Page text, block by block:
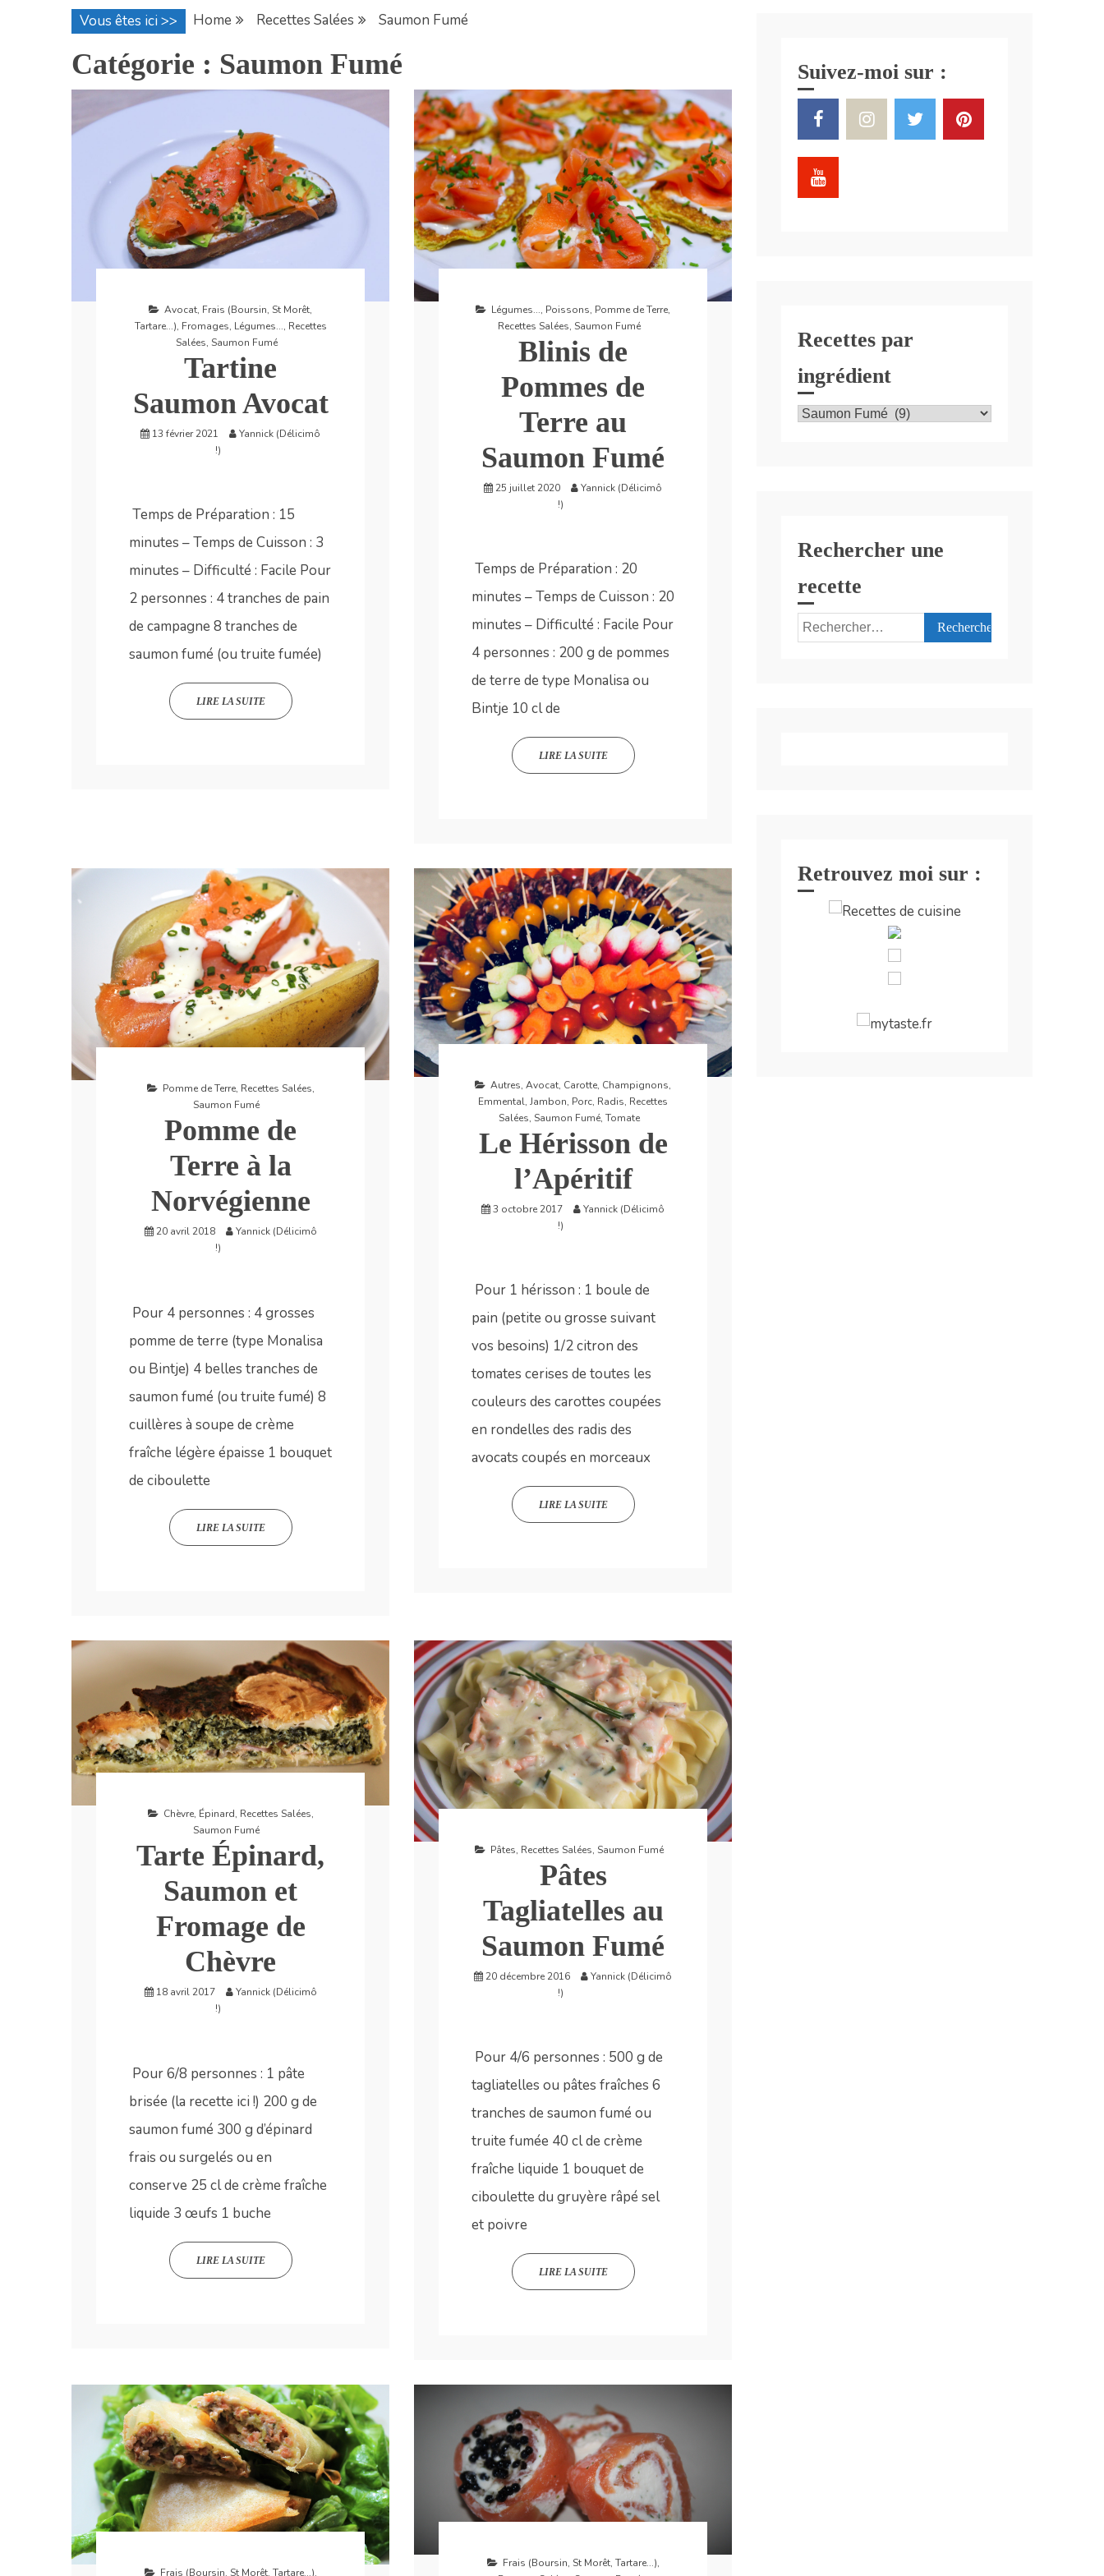
Vous êtes ici >> Home Recettes Salées Saumon Fumé
Catégorie : Saumon Fumé
Avocat, Frais (Boursin, St Morêt,
Tartare...), Fromages, Légumes..., Recettes
Salées, Saumon Fumé
Tartine
Saumon Avocat
13 février 2021
Yannick (Délicimô
!)
Temps de Préparation : 15
minutes – Temps de Cuisson : 3
minutes – Difficulté : Facile Pour
2 personnes : 4 tranches de pain
de campagne 8 tranches de
saumon fumé (ou truite fumée)
LIRE LA SUITE
Légumes..., Poissons, Pomme de Terre,
Recettes Salées, Saumon Fumé
Blinis de
Pommes de
Terre au
Saumon Fumé
25 juillet 2020
Yannick (Délicimô
!)
Temps de Préparation : 20
minutes – Temps de Cuisson : 20
minutes – Difficulté : Facile Pour
4 personnes : 200 g de pommes
de terre de type Monalisa ou
Bintje 10 cl de
LIRE LA SUITE
Pomme de Terre, Recettes Salées,
Saumon Fumé
Pomme de
Terre à la
Norvégienne
20 avril 2018
Yannick (Délicimô
!)
Pour 4 personnes : 4 grosses
pomme de terre (type Monalisa
ou Bintje) 4 belles tranches de
saumon fumé (ou truite fumé) 8
cuillères à soupe de crème
fraîche légère épaisse 1 bouquet
de ciboulette
LIRE LA SUITE
Autres, Avocat, Carotte, Champignons,
Emmental, Jambon, Porc, Radis, Recettes
Salées, Saumon Fumé, Tomate
Le Hérisson de
l’Apéritif
3 octobre 2017
Yannick (Délicimô
!)
Pour 1 hérisson : 1 boule de
pain (petite ou grosse suivant
vos besoins) 1/2 citron des
tomates cerises de toutes les
couleurs des carottes coupées
en rondelles des radis des
avocats coupés en morceaux
LIRE LA SUITE
Chèvre, Épinard, Recettes Salées,
Saumon Fumé
Tarte Épinard,
Saumon et
Fromage de
Chèvre
18 avril 2017
Yannick (Délicimô
!)
Pour 6/8 personnes : 1 pâte
brisée (la recette ici !) 200 g de
saumon fumé 300 g d’épinard
frais ou surgelés ou en
conserve 25 cl de crème fraîche
liquide 3 œufs 1 buche
LIRE LA SUITE
Pâtes, Recettes Salées, Saumon Fumé
Pâtes
Tagliatelles au
Saumon Fumé
20 décembre 2016
Yannick (Délicimô
!)
Pour 4/6 personnes : 500 g de
tagliatelles ou pâtes fraîches 6
tranches de saumon fumé ou
truite fumée 40 cl de crème
fraîche liquide 1 bouquet de
ciboulette du gruyère râpé sel
et poivre
LIRE LA SUITE
Frais (Boursin, St Morêt, Tartare...),
Frais (Boursin, St Morêt, Tartare...),
Suivez-moi sur :
Recettes par
ingrédient
Recettes
Rechercher une
recette
Rechercher :
Retrouvez moi sur :